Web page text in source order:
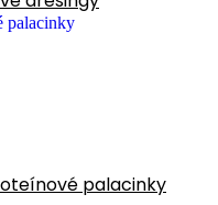
palacinky